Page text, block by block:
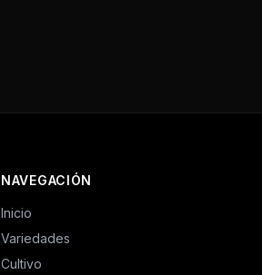
NAVEGACIÓN
Inicio
Variedades
Cultivo